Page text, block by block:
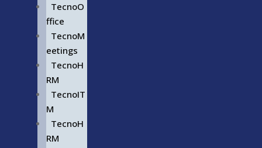
TecnoO
ffice
TecnoM
eetings
TecnoH
RM
TecnoIT
M
TecnoH
RM